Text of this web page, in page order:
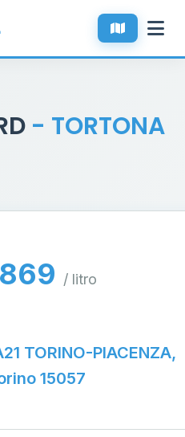
- TORTONA
/ litro
TORINO-PIACENZA,
15057